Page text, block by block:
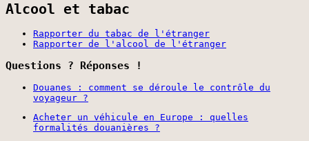
Alcool et tabac
Rapporter du tabac de l'étranger
Rapporter de l'alcool de l'étranger
Questions ? Réponses !
Douanes : comment se déroule le contrôle du
voyageur ?
Acheter un véhicule en Europe : quelles
formalités douanières ?